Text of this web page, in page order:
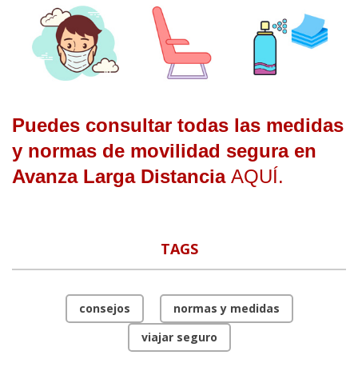
Puedes consultar todas las medidas
y normas de movilidad segura en
Avanza Larga Distancia AQUÍ.
TAGS
consejos
normas y medidas
viajar seguro